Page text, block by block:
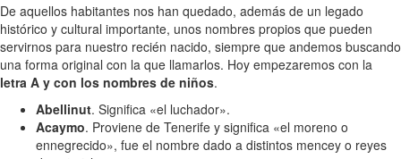
De aquellos habitantes nos han quedado, además de un legado
histórico y cultural importante, unos nombres propios que pueden
servirnos para nuestro recién nacido, siempre que andemos buscando
una forma original con la que llamarlos. Hoy empezaremos con la
letra A y con los nombres de niños.
Abellinut. Significa «el luchador».
Acaymo. Proviene de Tenerife y significa «el moreno o
ennegrecido», fue el nombre dado a distintos mencey o reyes